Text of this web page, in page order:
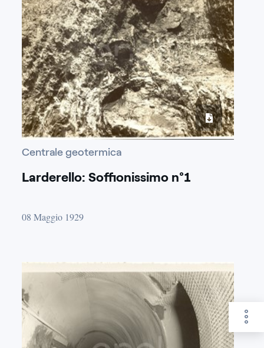
Centrale geotermica
Larderello: Soffionissimo n°1
08 Maggio 1929